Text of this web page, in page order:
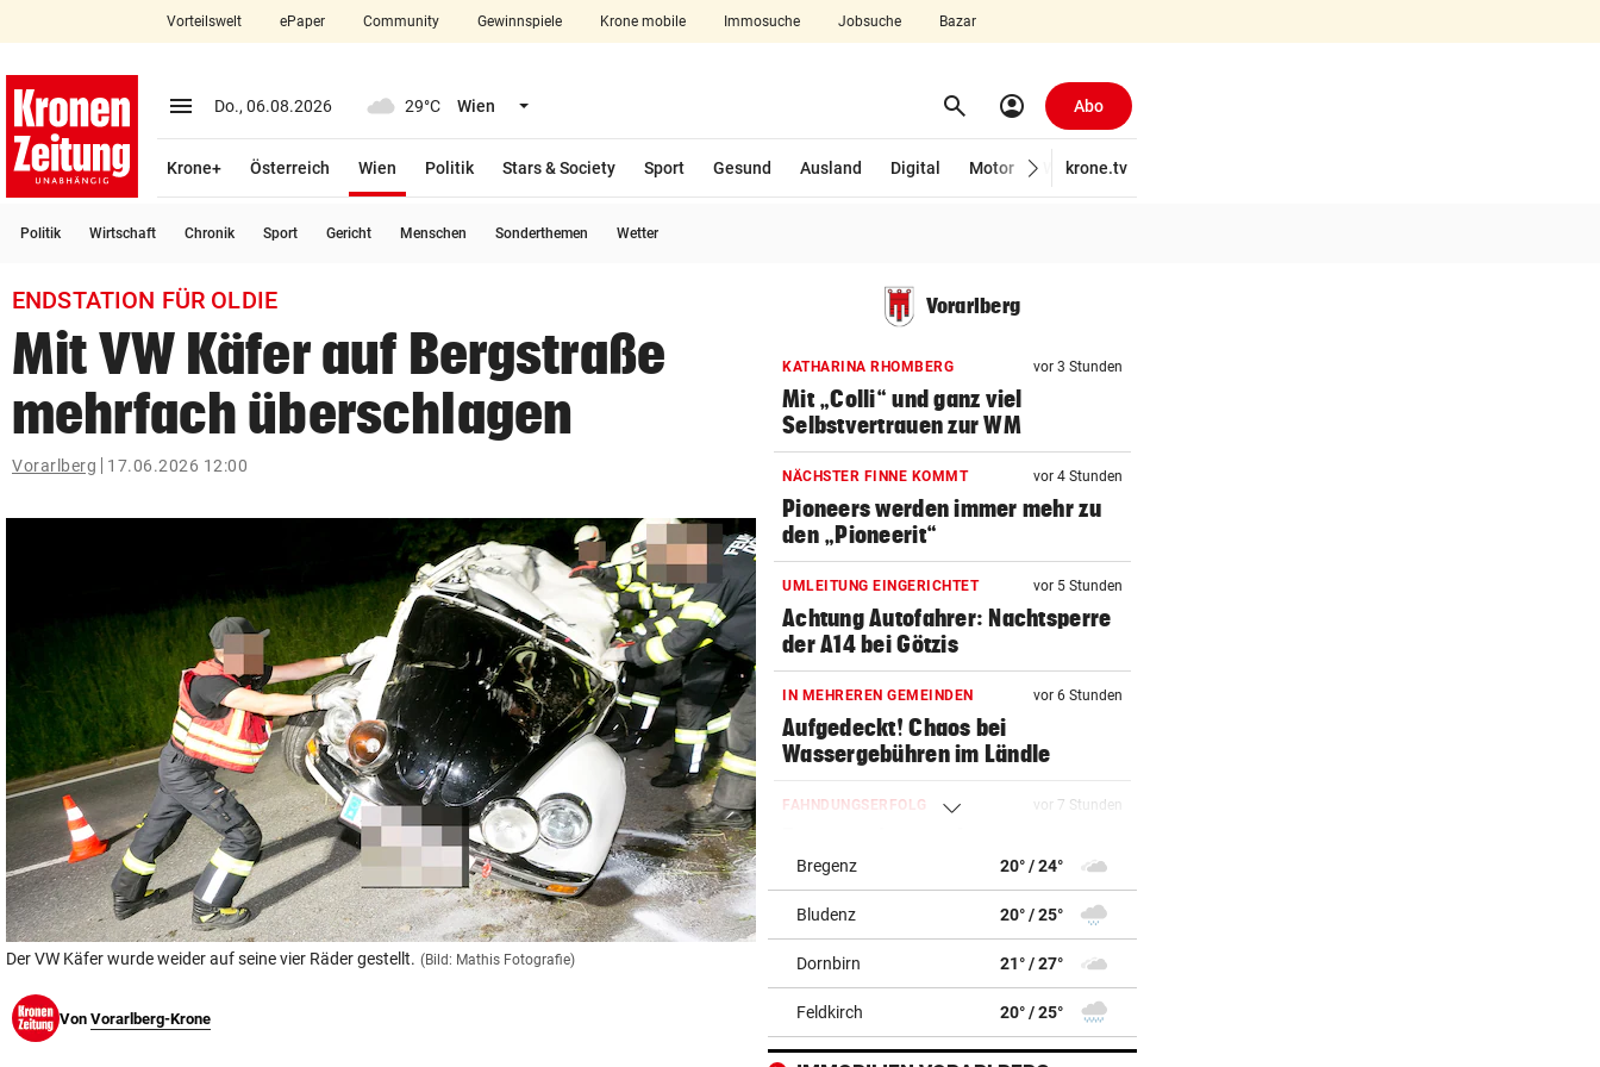
closeSchließen
account_circle Anmelden
arrow_right
bookmark
search
Suchbegriff
eingeben
Vorteilswelt ePaper Community Gewinnspiele Krone mobile Immosuche Jobsuche Bazar
menu Menü aufklappen
Do., 06.08.2026 29°C Wien Menü aufklappen search Suchen
account_circle Abo
Krone+ Österreich Wien
Politik
Stars & Society Sport Gesund Ausland Digital Motor Wirtschaft
krone.tv
Politik Wirtschaft Chronik Sport Gericht Menschen Sonderthemen Wetter
ENDSTATION FÜR OLDIE
Mit VW Käfer auf Bergstraße
mehrfach überschlagen
Vorarlberg 17.06.2026 12:00
Der VW Käfer wurde weider auf seine vier Räder gestellt. (Bild: Mathis Fotografie)
Von Vorarlberg-Krone
Vorarlberg
KATHARINA RHOMBERG vor 3 Stunden
Mit „Colli“ und ganz viel
Selbstvertrauen zur WM
NÄCHSTER FINNE KOMMT vor 4 Stunden
Pioneers werden immer mehr zu
den „Pioneerit“
UMLEITUNG EINGERICHTET vor 5 Stunden
Achtung Autofahrer: Nachtsperre
der A14 bei Götzis
IN MEHREREN GEMEINDEN vor 6 Stunden
Aufgedeckt! Chaos bei
Wassergebühren im Ländle
FAHNDUNGSERFOLG vor 7 Stunden
Österreicher (29) gefasst
ROHR GERISSEN vor 8 Stunden
Große Teile von Lingenau
stundenlang ohne Wasser
vor 9 Stunden
Bregenzer Festspiele feiern
Bregenz 20° / 24°
Bludenz 20° / 25°
Dornbirn 21° / 27°
Feldkirch 20° / 25°